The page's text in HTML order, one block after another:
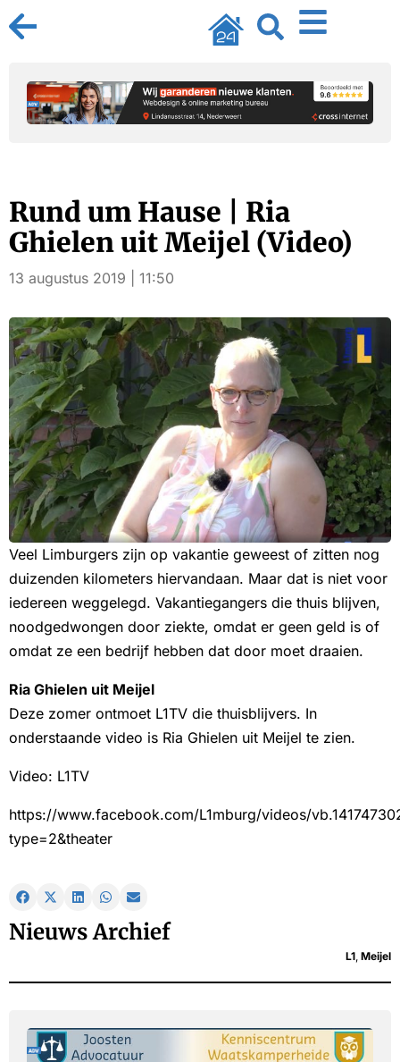
Rund um Hause | Ria
Ghielen uit Meijel (Video)
13 augustus 2019 | 11:50
Veel Limburgers zijn op vakantie geweest of zitten nog
duizenden kilometers hiervandaan. Maar dat is niet voor
iedereen weggelegd. Vakantiegangers die thuis blijven,
noodgedwongen door ziekte, omdat er geen geld is of
omdat ze een bedrijf hebben dat door moet draaien.
Ria Ghielen uit Meijel
Deze zomer ontmoet L1TV die thuisblijvers. In
onderstaande video is Ria Ghielen uit Meijel te zien.
Video: L1TV
https://www.facebook.com/L1mburg/videos/
type=2&theater
Nieuws Archief
L1 Meijel